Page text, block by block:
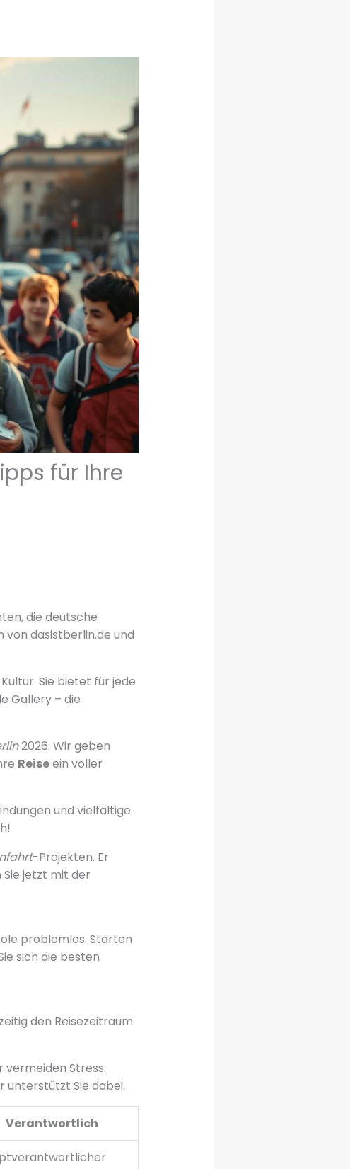
für Ihre
die deutsche
dasistberlin.de und
Sie bietet für jede
Gallery – die
2026. Wir geben
Reiseein voller
und vielfältige
-Projekten. Er
jetzt mit der
problemlos. Starten
sich die besten
den Reisezeitraum
vermeiden Stress.
unterstützt Sie dabei.
Verantwortlich